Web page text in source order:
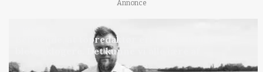
Annonce
Befriende, at topredaktør erkender, hun er
blevet klogere. Det kunne vi alle lære af